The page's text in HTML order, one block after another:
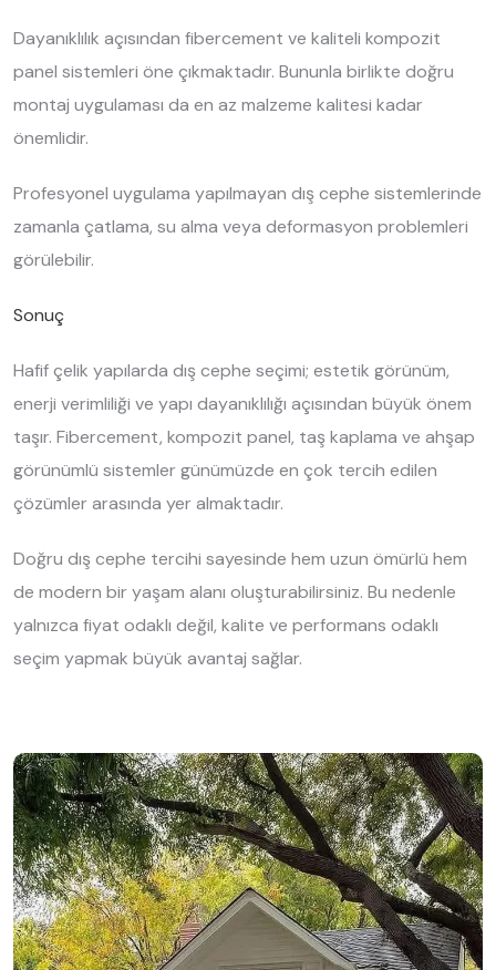
Dayanıklılık açısından fibercement ve kaliteli kompozit
panel sistemleri öne çıkmaktadır. Bununla birlikte doğru
montaj uygulaması da en az malzeme kalitesi kadar
önemlidir.
Profesyonel uygulama yapılmayan dış cephe sistemlerinde
zamanla çatlama, su alma veya deformasyon problemleri
görülebilir.
Sonuç
Hafif çelik yapılarda dış cephe seçimi; estetik görünüm,
enerji verimliliği ve yapı dayanıklılığı açısından büyük önem
taşır. Fibercement, kompozit panel, taş kaplama ve ahşap
görünümlü sistemler günümüzde en çok tercih edilen
çözümler arasında yer almaktadır.
Doğru dış cephe tercihi sayesinde hem uzun ömürlü hem
de modern bir yaşam alanı oluşturabilirsiniz. Bu nedenle
yalnızca fiyat odaklı değil, kalite ve performans odaklı
seçim yapmak büyük avantaj sağlar.